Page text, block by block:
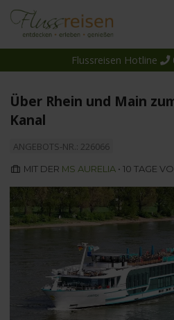
Reiseziele
Reedereien
Über uns
Suche
Flussreisen Hotline
Über Rhein und Main
Kanal
ANGEBOTS-NR.: 226066
MIT DER MS AURELIA• 10 TAGE